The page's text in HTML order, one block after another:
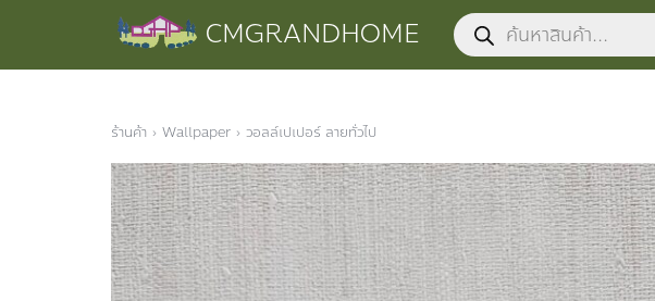
content
CMGRANDHOME Products
search
ร้านค้า › Wallpaper › วอลล์เปเปอร์ ลายทั่วไป